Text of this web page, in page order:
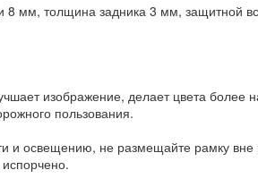
толщина задника 3 мм, защитной
изображение, делает цвета
пользования.
и освещению, не размещайте рамку